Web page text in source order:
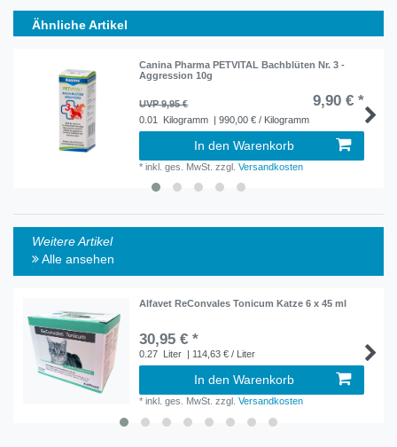
Ähnliche Artikel
Canina Pharma PETVITAL Bachblüten Nr. 3 -
Aggression 10g
UVP 9,95 € 9,90 € *
0.01 Kilogramm | 990,00 € / Kilogramm
In den Warenkorb
*inkl. ges. MwSt. zzgl.Versandkosten
Weitere Artikel
Alle ansehen
Alfavet ReConvales Tonicum Katze 6 x 45 ml
30,95 € *
0.27 Liter | 114,63 € / Liter
In den Warenkorb
*inkl. ges. MwSt. zzgl.Versandkosten